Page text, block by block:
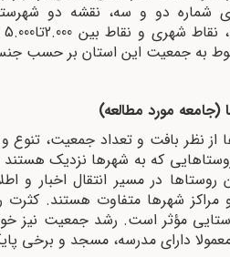
شماره دو و سه، نقشه دو
به جمعیت این استان بر حسب
(جامعه مورد مطالعه)
از نظر بافت و تعداد جمعیت، تنوع
که به شهرها نزدیک هستند
روستاها در مسیر انتقال اخبار و
مراکز شهرها متفاوت هستند.
مؤثر است. رشد جمعیت نیز
دارای مدرسه، مسجد و برخی